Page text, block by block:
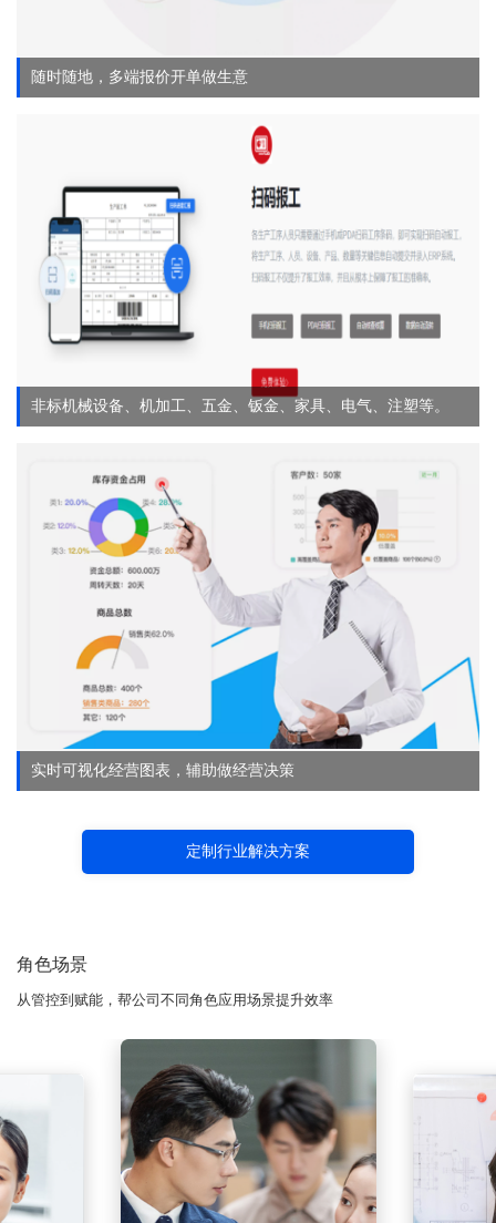
随时随地，多端报价开单做生意
非标机械设备、机加工、五金、钣金、家具、电气、注塑等。
实时可视化经营图表，辅助做经营决策
定制行业解决方案
角色场景
从管控到赋能，帮公司不同角色应用场景提升效率